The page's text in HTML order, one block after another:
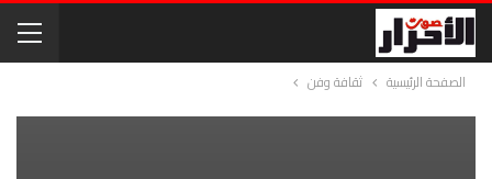
الصفحة الرئيسية ثقافة وفن